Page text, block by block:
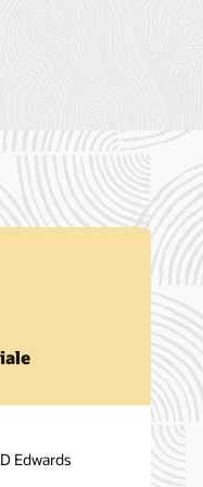
Edwards